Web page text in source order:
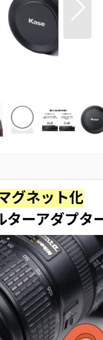
グネット化
ターアダプタ